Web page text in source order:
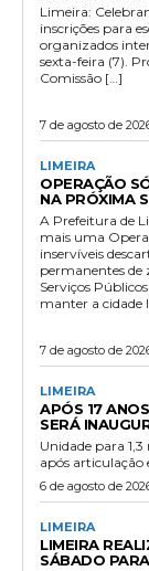
Limeira:
inscrições para
organizados
sexta-feira (7).
Comissão […]
7 de agosto de
LIMEIRA
OPERAÇÃO
NA PRÓXIMA
A Prefeitura de
mais uma
inservíveis
permanentes de
Serviços
manter a cidade
7 de agosto de
LIMEIRA
APÓS 17
SERÁ
Unidade para
após articulação
6 de agosto de
LIMEIRA
LIMEIRA
SÁBADO